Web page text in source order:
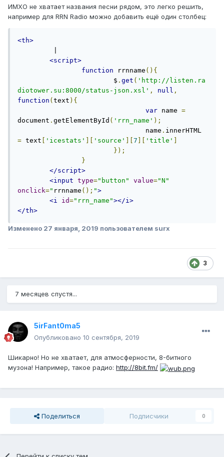
ИМХО не хватает названия песни рядом, это легко решить,
например для RRN Radio можно добавить ещё один столбец:
<th>
<script>
function rrnname (){
			$
. get ( 'http://listen.ra
diotower.su:8000/status-json.xsl' , null ,
function ( text ){
var name =
document . getElementById ( 'rrn_name' );
				name
.
= text 'icestats' 'source' 7 'title'
});
}
</script>
<input type="button" value="N"
onclick=" rrnname (); ">
<i
id="rrn_name"></i>
</th>
Изменено 27 января, 2019 пользователем surx
3
7 месяцев спустя...
5irFant0ma5
Опубликовано 10 сентября, 2019
Шикарно! Но не хватает, для атмосферности, 8-битного
музона! Например, такое радио: http://8bit.fm/
Поделиться Подписчики 0